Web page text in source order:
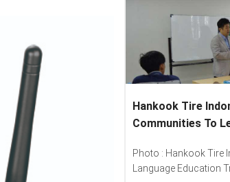
Hankook Tire Indonesia Supports Bekasi
Communities To Learn And Develop...
Photo : Hankook Tire Indonesia Holds A Korean
Language Education Training Program For Young...